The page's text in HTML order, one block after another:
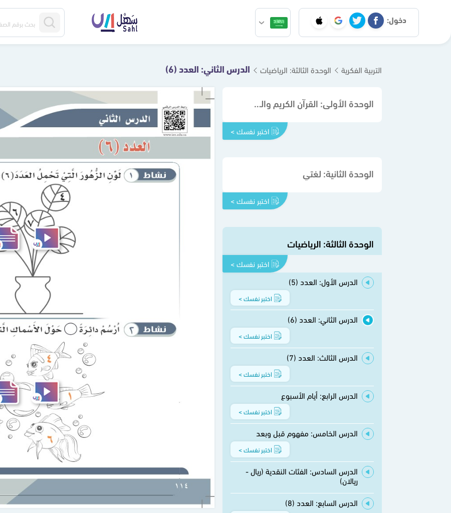
دخول:
التربية الفكرية الوحدة الثالثة: الرياضيات الدرس الثاني: العدد (6)
الوحدة الأولى: القرآن الكريم والدراسات الإسلامية
اختبر نفسك >
الوحدة الثانية: لغتي
اختبر نفسك >
الوحدة الثالثة: الرياضيات
اختبر نفسك >
الدرس الأول: العدد (5)
اختبر نفسك >
الدرس الثاني: العدد (6)
اختبر نفسك >
الدرس الثالث: العدد (7)
اختبر نفسك >
الدرس الرابع: أيام الأسبوع
اختبر نفسك >
الدرس الخامس: مفهوم قبل وبعد
اختبر نفسك >
الدرس السادس: الفئات النقدية (ريال -
ريالان)
الدرس السابع: العدد (8)